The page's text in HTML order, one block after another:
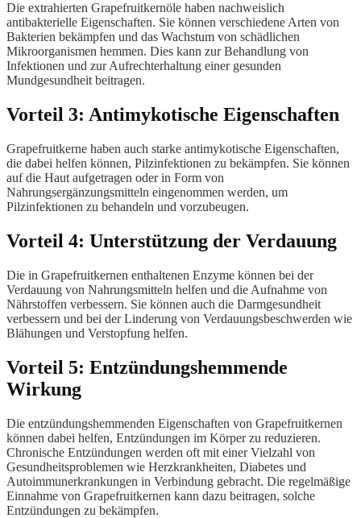
Die extrahierten Grapefruitkernöle haben nachweislich
antibakterielle Eigenschaften. Sie können verschiedene Arten von
Bakterien bekämpfen und das Wachstum von schädlichen
Mikroorganismen hemmen. Dies kann zur Behandlung von
Infektionen und zur Aufrechterhaltung einer gesunden
Mundgesundheit beitragen.
Vorteil 3: Antimykotische Eigenschaften
Grapefruitkerne haben auch starke antimykotische Eigenschaften,
die dabei helfen können, Pilzinfektionen zu bekämpfen. Sie können
auf die Haut aufgetragen oder in Form von
Nahrungsergänzungsmitteln eingenommen werden, um
Pilzinfektionen zu behandeln und vorzubeugen.
Vorteil 4: Unterstützung der Verdauung
Die in Grapefruitkernen enthaltenen Enzyme können bei der
Verdauung von Nahrungsmitteln helfen und die Aufnahme von
Nährstoffen verbessern. Sie können auch die Darmgesundheit
verbessern und bei der Linderung von Verdauungsbeschwerden wie
Blähungen und Verstopfung helfen.
Vorteil 5: Entzündungshemmende
Wirkung
Die entzündungshemmenden Eigenschaften von Grapefruitkernen
können dabei helfen, Entzündungen im Körper zu reduzieren.
Chronische Entzündungen werden oft mit einer Vielzahl von
Gesundheitsproblemen wie Herzkrankheiten, Diabetes und
Autoimmunerkrankungen in Verbindung gebracht. Die regelmäßige
Einnahme von Grapefruitkernen kann dazu beitragen, solche
Entzündungen zu bekämpfen.